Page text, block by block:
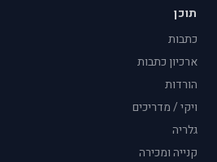
תוכן
כתבות
ארכיון כתבות
הורדות
ויקי / מדריכים
גלריה
קנייה ומכירה